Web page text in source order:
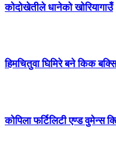
कोदोखेतीले धानेको खोरियागाउँ
हिमचितुवा घिमिरे बने किक
कोपिला फर्टिलिटी एण्ड वुमेन्स